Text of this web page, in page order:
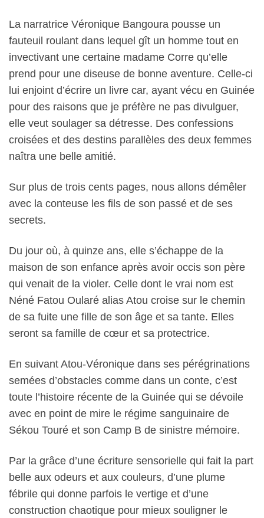
La narratrice Véronique Bangoura pousse un
fauteuil roulant dans lequel gît un homme tout en
invectivant une certaine madame Corre qu’elle
prend pour une diseuse de bonne aventure. Celle-ci
lui enjoint d’écrire un livre car, ayant vécu en Guinée
pour des raisons que je préfère ne pas divulguer,
elle veut soulager sa détresse. Des confessions
croisées et des destins parallèles des deux femmes
naîtra une belle amitié.
Sur plus de trois cents pages, nous allons démêler
avec la conteuse les fils de son passé et de ses
secrets.
Du jour où, à quinze ans, elle s’échappe de la
maison de son enfance après avoir occis son père
qui venait de la violer. Celle dont le vrai nom est
Néné Fatou Oularé alias Atou croise sur le chemin
de sa fuite une fille de son âge et sa tante. Elles
seront sa famille de cœur et sa protectrice.
En suivant Atou-Véronique dans ses pérégrinations
semées d’obstacles comme dans un conte, c’est
toute l’histoire récente de la Guinée qui se dévoile
avec en point de mire le régime sanguinaire de
Sékou Touré et son Camp B de sinistre mémoire.
Par la grâce d’une écriture sensorielle qui fait la part
belle aux odeurs et aux couleurs, d’une plume
fébrile qui donne parfois le vertige et d’une
construction chaotique pour mieux souligner le